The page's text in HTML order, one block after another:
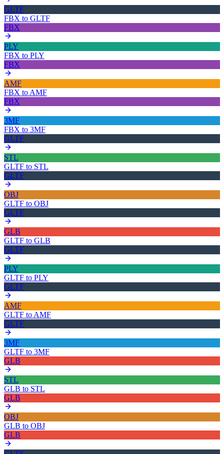
GLTF
FBX to GLTF
FBX
PLY
FBX to PLY
FBX
AMF
FBX to AMF
FBX
3MF
FBX to 3MF
GLTF
STL
GLTF to STL
GLTF
OBJ
GLTF to OBJ
GLTF
GLB
GLTF to GLB
GLTF
PLY
GLTF to PLY
GLTF
AMF
GLTF to AMF
GLTF
3MF
GLTF to 3MF
GLB
STL
GLB to STL
GLB
OBJ
GLB to OBJ
GLB